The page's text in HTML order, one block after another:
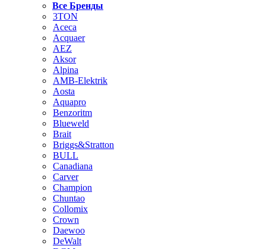
Все Бренды
3TON
Aceca
Acquaer
AEZ
Aksor
Alpina
AMB-Elektrik
Aosta
Aquapro
Benzoritm
Blueweld
Brait
Briggs&Stratton
BULL
Canadiana
Carver
Champion
Chuntao
Collomix
Crown
Daewoo
DeWalt